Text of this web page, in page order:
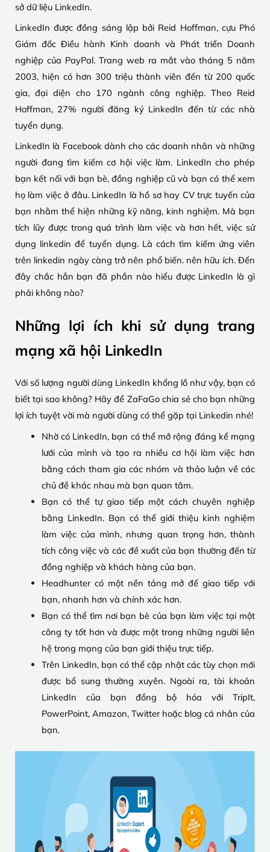
sở dữ liệu LinkedIn.
LinkedIn được đồng sáng lập bởi Reid Hoffman, cựu Phó
Giám đốc Điều hành Kinh doanh và Phát triển Doanh
nghiệp của PayPal. Trang web ra mắt vào tháng 5 năm
2003, hiện có hơn 300 triệu thành viên đến từ 200 quốc
gia, đại diện cho 170 ngành công nghiệp. Theo Reid
Hoffman, 27% người đăng ký LinkedIn đến từ các nhà
tuyển dụng.
LinkedIn là Facebook dành cho các doanh nhân và những
người đang tìm kiếm cơ hội việc làm. LinkedIn cho phép
bạn kết nối với bạn bè, đồng nghiệp cũ và bạn có thể xem
họ làm việc ở đâu. LinkedIn là hồ sơ hay CV trực tuyến của
bạn nhằm thể hiện những kỹ năng, kinh nghiệm. Mà bạn
tích lũy được trong quá trình làm việc và hơn hết, việc sử
dụng linkedin để tuyển dụng. Là cách tìm kiếm ứng viên
trên linkedin ngày càng trở nên phổ biến. nên hữu ích. Đến
đây chắc hẳn bạn đã phần nào hiểu được LinkedIn là gì
phải không nào?
Những lợi ích khi sử dụng trang
mạng xã hội LinkedIn
Với số lượng người dùng LinkedIn khổng lồ như vậy, bạn có
biết tại sao không? Hãy để ZaFaGo chia sẻ cho bạn những
lợi ích tuyệt vời mà người dùng có thể gặp tại Linkedin nhé!
Nhờ có LinkedIn, bạn có thể mở rộng đáng kể mạng
lưới của mình và tạo ra nhiều cơ hội làm việc hơn
bằng cách tham gia các nhóm và thảo luận về các
chủ đề khác nhau mà bạn quan tâm.
Bạn có thể tự giao tiếp một cách chuyên nghiệp
bằng LinkedIn. Bạn có thể giới thiệu kinh nghiệm
làm việc của mình, nhưng quan trọng hơn, thành
tích công việc và các đề xuất của bạn thường đến từ
đồng nghiệp và khách hàng của bạn.
Headhunter có một nền tảng mở để giao tiếp với
bạn, nhanh hơn và chính xác hơn.
Bạn có thể tìm nơi bạn bè của bạn làm việc tại một
công ty tốt hơn và được một trong những người liên
hệ trong mạng của bạn giới thiệu trực tiếp.
Trên LinkedIn, bạn có thể cập nhật các tùy chọn mới
được bổ sung thường xuyên. Ngoài ra, tài khoản
LinkedIn của bạn đồng bộ hóa với TripIt,
PowerPoint, Amazon, Twitter hoặc blog cá nhân của
bạn.